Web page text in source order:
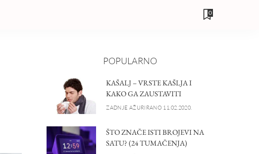
0
POPULARNO
KAŠALJ – VRSTE KAŠLJA I
KAKO GA ZAUSTAVITI
ZADNJE AŽURIRANO 11.02.2020.
ŠTO ZNAČE ISTI BROJEVI NA
SATU? (24 TUMAČENJA)